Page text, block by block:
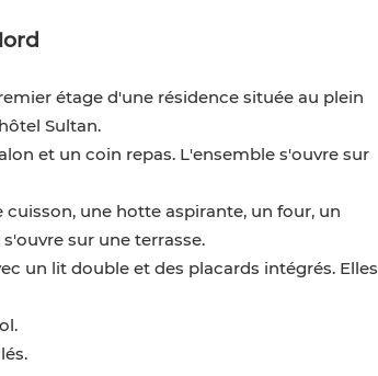
étage d'une résidence située au plein
Sultan.
et un coin repas. L'ensemble s'ouvre sur
une hotte aspirante, un four, un
sur une terrasse.
un lit double et des placards intégrés. Elles